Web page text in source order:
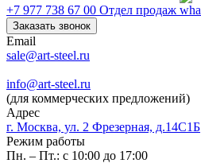
+7 977 738 67 00 Отдел продаж
Заказать звонок
Email
sale@art-steel.ru
info@art-steel.ru
(для коммерческих предложений)
Адрес
г. Москва, ул. 2 Фрезерная, д.14С1Б
Режим работы
Пн. – Пт.: с 10:00 до 17:00